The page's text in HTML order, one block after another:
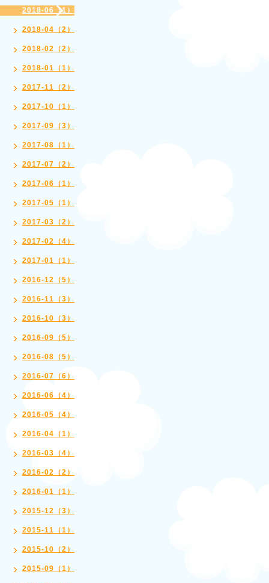
2018-06（1）
2018-04（2）
2018-02（2）
2018-01（1）
2017-11（2）
2017-10（1）
2017-09（3）
2017-08（1）
2017-07（2）
2017-06（1）
2017-05（1）
2017-03（2）
2017-02（4）
2017-01（1）
2016-12（5）
2016-11（3）
2016-10（3）
2016-09（5）
2016-08（5）
2016-07（6）
2016-06（4）
2016-05（4）
2016-04（1）
2016-03（4）
2016-02（2）
2016-01（1）
2015-12（3）
2015-11（1）
2015-10（2）
2015-09（1）